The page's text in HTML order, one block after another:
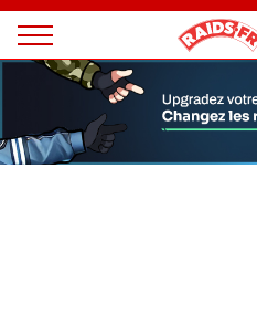
Magazine
Raids
Panneau de gestion des cookies